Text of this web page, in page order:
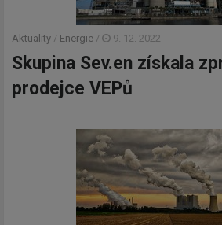
Aktuality / Energie / 9. 12. 2022
Skupina Sev.en získala
prodejce VEPů